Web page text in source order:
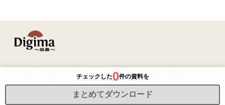
チェックした0件の資料を
まとめてダウンロード
専門家登録について
利用規約 免責事項プライバシーポリシー
©2026 Resorz Co.,Ltd. All Rights Reserved.